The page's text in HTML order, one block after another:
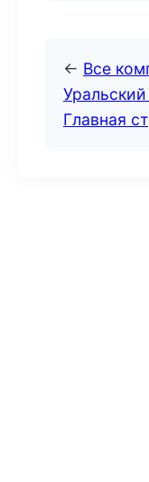
← Все
Главная